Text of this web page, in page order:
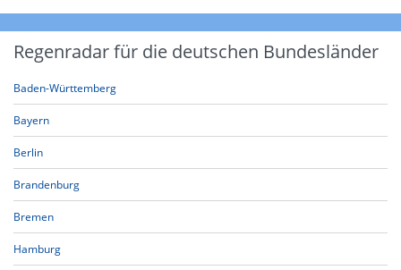
Regenradar für die deutschen Bundesländer
Baden-Württemberg
Bayern
Berlin
Brandenburg
Bremen
Hamburg